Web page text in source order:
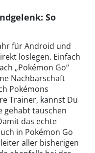
So
für Android und
loslegen. Einfach
„Pokémon Go“
Nachbarschaft
Pokémons
Trainer, kannst Du
gehabt tauschen
das echte
in Pokémon Go
aller bisherigen